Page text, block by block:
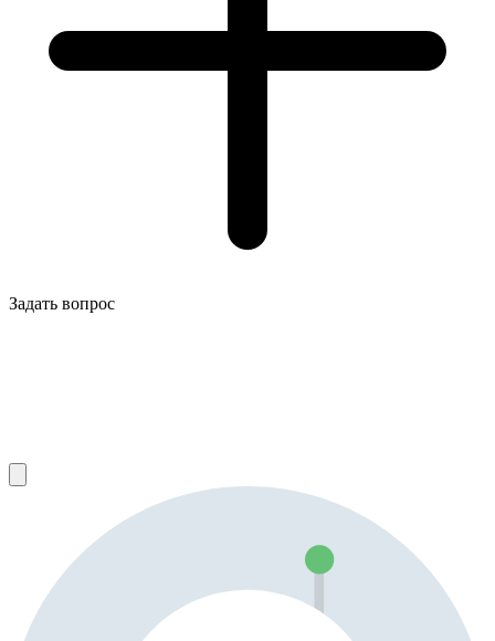
Задать вопрос